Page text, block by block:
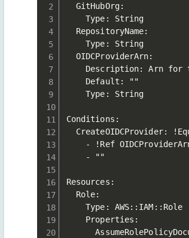
  GitHubOrg:
    Type: String
  RepositoryName:
    Type: String
  OIDCProviderArn:
Description: Arn for
    Default: ""
    Type: String
Conditions:
CreateOIDCProvider:
- !Ref
    - ""
Resources:
  Role:
    Type: AWS::IAM::Role
    Properties: